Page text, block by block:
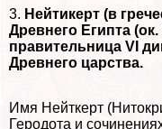
3. Нейтикерт (в
Древнего Египта
правительница VI
Древнего царства.
Имя Нейткерт
Геродота и